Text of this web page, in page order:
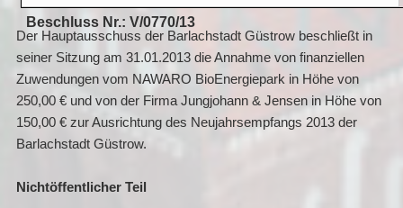
Beschluss Nr.: V/0770/13
Der Hauptausschuss der Barlachstadt Güstrow beschließt in
seiner Sitzung am 31.01.2013 die Annahme von finanziellen
Zuwendungen vom NAWARO BioEnergiepark in Höhe von
250,00 € und von der Firma Jungjohann & Jensen in Höhe von
150,00 € zur Ausrichtung des Neujahrsempfangs 2013 der
Barlachstadt Güstrow.
Nichtöffentlicher Teil